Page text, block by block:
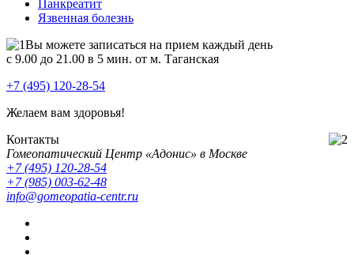
Панкреатит
Язвенная болезнь
Вы можете записаться на прием каждый день
с 9.00 до 21.00 в 5 мин. от м. Таганская
+7 (495) 120-28-54
Желаем вам здоровья!
Контакты
Гомеопатический Центр «Адонис» в Москве
+7 (495) 120-28-54
+7 (985) 003-62-48
info@gomeopatia-centr.ru